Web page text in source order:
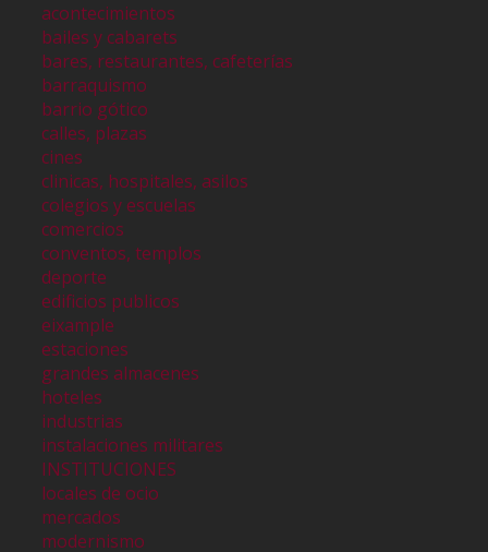
acontecimientos
bailes y cabarets
bares, restaurantes, cafeterías
barraquismo
barrio gótico
calles, plazas
cines
clinicas, hospitales, asilos
colegios y escuelas
comercios
conventos, templos
deporte
edificios publicos
eixample
estaciones
grandes almacenes
hoteles
industrias
instalaciones militares
INSTITUCIONES
locales de ocio
mercados
modernismo